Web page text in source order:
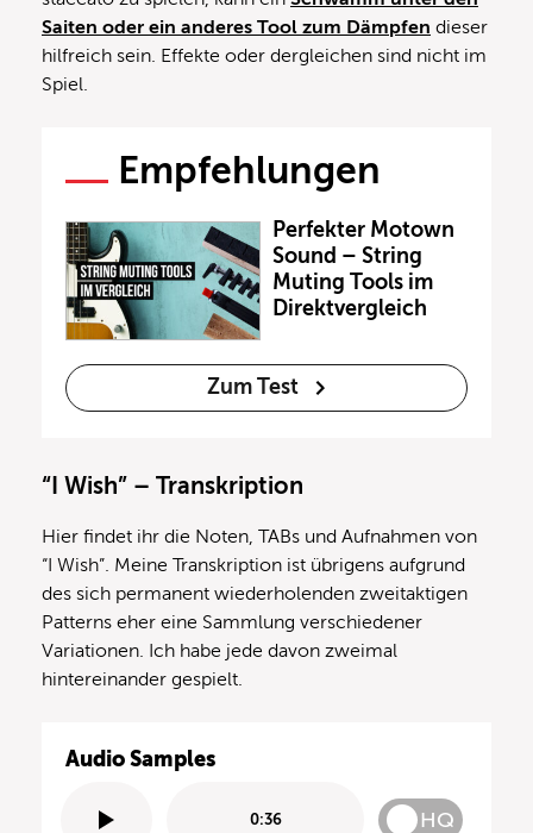
Saiten oder ein anderes Tool zum Dämpfen dieser
hilfreich sein. Effekte oder dergleichen sind nicht im
Spiel.
Empfehlungen
Perfekter Motown
Sound – String
Muting Tools im
Direktvergleich
Zum Test
“I Wish” – Transkription
Hier findet ihr die Noten, TABs und Aufnahmen von
“I Wish”. Meine Transkription ist übrigens aufgrund
des sich permanent wiederholenden zweitaktigen
Patterns eher eine Sammlung verschiedener
Variationen. Ich habe jede davon zweimal
hintereinander gespielt.
Audio Samples
0:36 HQ